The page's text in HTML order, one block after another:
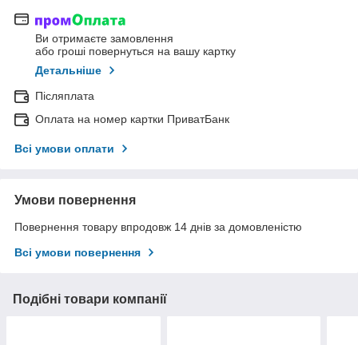
Ви отримаєте замовлення
або гроші повернуться на вашу картку
Детальніше
Післяплата
Оплата на номер картки ПриватБанк
Всі умови оплати
Умови повернення
Повернення товару впродовж 14 днів за домовленістю
Всі умови повернення
Подібні товари компанії